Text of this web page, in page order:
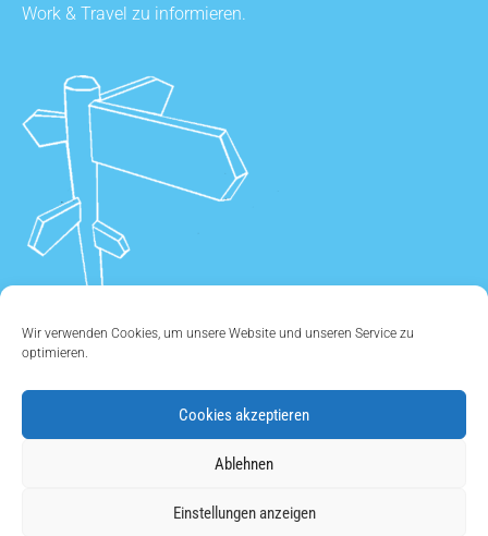
Wir verwenden Cookies, um unsere Website und unseren Service zu
optimieren.
Cookies akzeptieren
Ablehnen
Einstellungen anzeigen
Work & Travel zu informieren.